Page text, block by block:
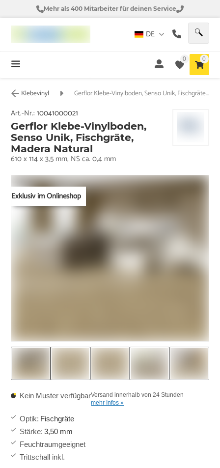
Mehr als 400 Mitarbeiter für deinen Service
DE
0 0
Klebevinyl Gerflor Klebe-Vinylboden, Senso Unik, Fischgräte, Madera Natural
Exklusiv im Onlineshop
Art.-Nr.:10041000021
Gerflor Klebe-Vinylboden,
Senso Unik, Fischgräte,
Madera Natural
610 x 114 x 3,5 mm, NS ca. 0,4 mm
Kein Muster verfügbarVersand innerhalb von 24 Stunden
mehr Infos »
Optik: Fischgräte
Stärke: 3,50 mm
Feuchtraumgeeignet
Trittschall inkl.